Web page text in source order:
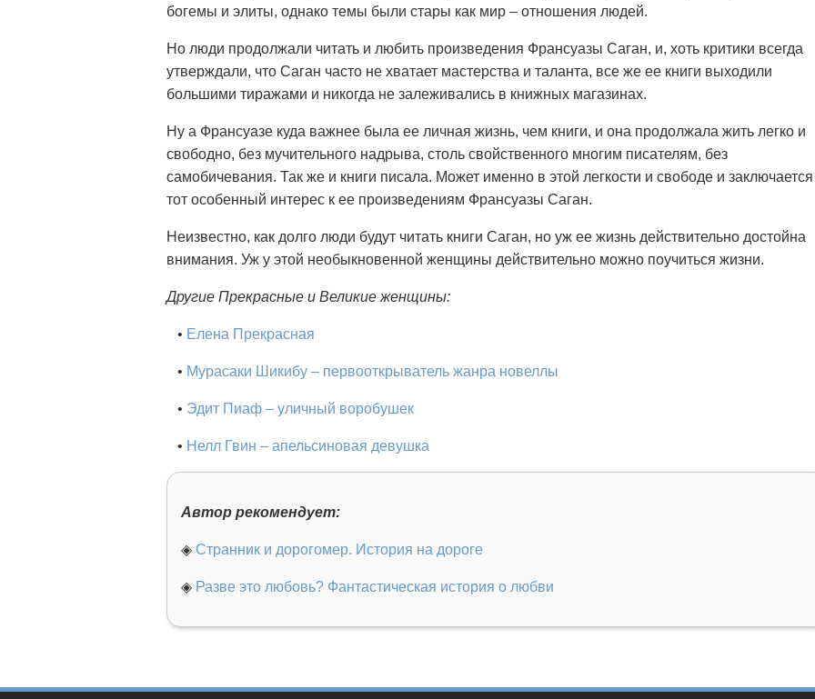
богемы и элиты, однако темы были стары как мир – отношения людей.
Но люди продолжали читать и любить произведения Франсуазы Саган, и, хоть критики всегда
утверждали, что Саган часто не хватает мастерства и таланта, все же ее книги выходили
большими тиражами и никогда не залеживались в книжных магазинах.
Ну а Франсуазе куда важнее была ее личная жизнь, чем книги, и она продолжала жить легко и
свободно, без мучительного надрыва, столь свойственного многим писателям, без
самобичевания. Так же и книги писала. Может именно в этой легкости и свободе и заключается
тот особенный интерес к ее произведениям Франсуазы Саган.
Неизвестно, как долго люди будут читать книги Саган, но уж ее жизнь действительно достойна
внимания. Уж у этой необыкновенной женщины действительно можно поучиться жизни.
Другие Прекрасные и Великие женщины:
• Елена Прекрасная
• Мурасаки Шикибу – первооткрыватель жанра новеллы
• Эдит Пиаф – уличный воробушек
• Нелл Гвин – апельсиновая девушка
Автор рекомендует:
◈ Странник и дорогомер. История на дороге
◈ Разве это любовь? Фантастическая история о любви